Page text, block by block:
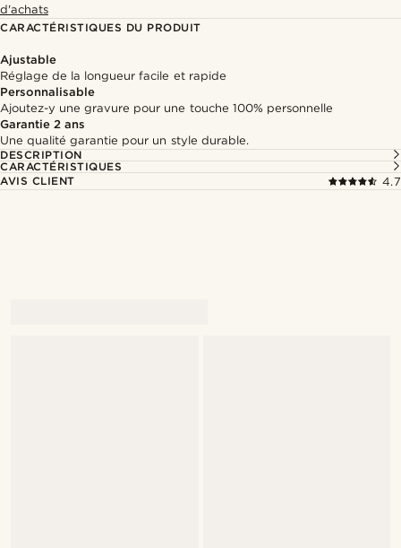
d'achats
CARACTÉRISTIQUES DU PRODUIT
Ajustable
Réglage de la longueur facile et rapide
Personnalisable
Ajoutez-y une gravure pour une touche 100% personnelle
Garantie 2 ans
Une qualité garantie pour un style durable.
DESCRIPTION
CARACTÉRISTIQUES
AVIS CLIENT
4.7